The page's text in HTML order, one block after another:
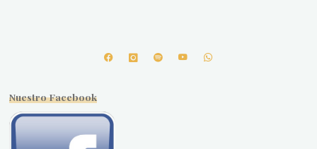
Nuestro Facebook